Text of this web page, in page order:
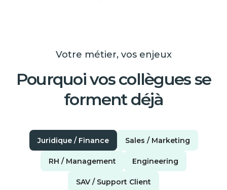
Votre métier, vos enjeux
Pourquoi vos collègues se
forment déjà
Juridique / Finance Sales / Marketing
RH / Management Engineering
SAV / Support Client